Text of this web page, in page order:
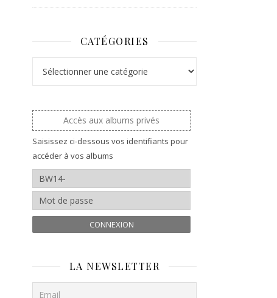
CATÉGORIES
Accès aux albums privés
Saisissez ci-dessous vos identifiants pour
accéder à vos albums
CONNEXION
LA NEWSLETTER